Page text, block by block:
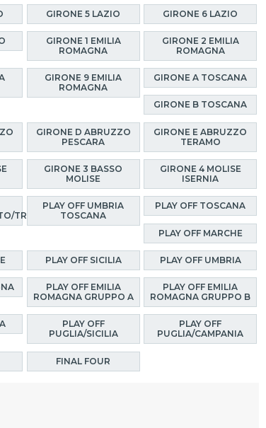
GIRONE 5 LAZIO GIRONE 6 LAZIO
GIRONE 1 EMILIA
ROMAGNA
GIRONE 2 EMILIA
ROMAGNA
GIRONE 9 EMILIA
ROMAGNA
GIRONE A TOSCANA
GIRONE B TOSCANA
GIRONE D ABRUZZO
PESCARA
GIRONE E ABRUZZO
TERAMO
GIRONE 3 BASSO
MOLISE
GIRONE 4 MOLISE
ISERNIA
TRENTINO
PLAY OFF UMBRIA
TOSCANA
PLAY OFF TOSCANA
PLAY OFF MARCHE
PLAY OFF SICILIA PLAY OFF UMBRIA
PLAY OFF EMILIA
ROMAGNA GRUPPO A
PLAY OFF EMILIA
ROMAGNA GRUPPO B
PLAY OFF
PUGLIA/SICILIA
PLAY OFF
PUGLIA/CAMPANIA
FINAL FOUR